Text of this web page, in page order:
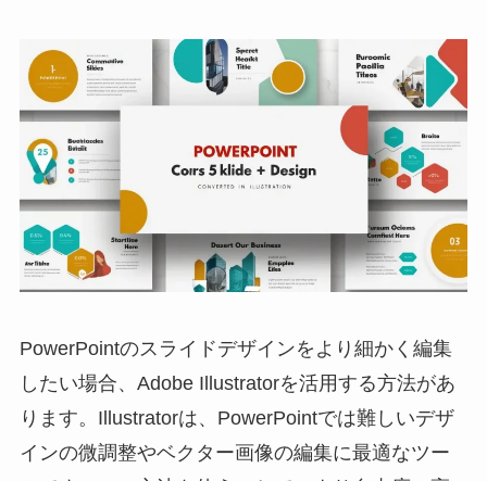
PowerPointのスライドデザインをより細かく編集
したい場合、Adobe Illustratorを活用する方法があ
ります。Illustratorは、PowerPointでは難しいデザ
インの微調整やベクター画像の編集に最適なツー